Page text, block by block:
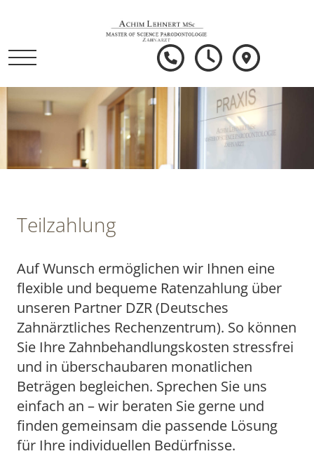
Teilzahlung
Auf Wunsch ermöglichen wir Ihnen eine
flexible und bequeme Ratenzahlung über
unseren Partner DZR (Deutsches
Zahnärztliches Rechenzentrum). So können
Sie Ihre Zahnbehandlungskosten stressfrei
und in überschaubaren monatlichen
Beträgen begleichen. Sprechen Sie uns
einfach an – wir beraten Sie gerne und
finden gemeinsam die passende Lösung
für Ihre individuellen Bedürfnisse.